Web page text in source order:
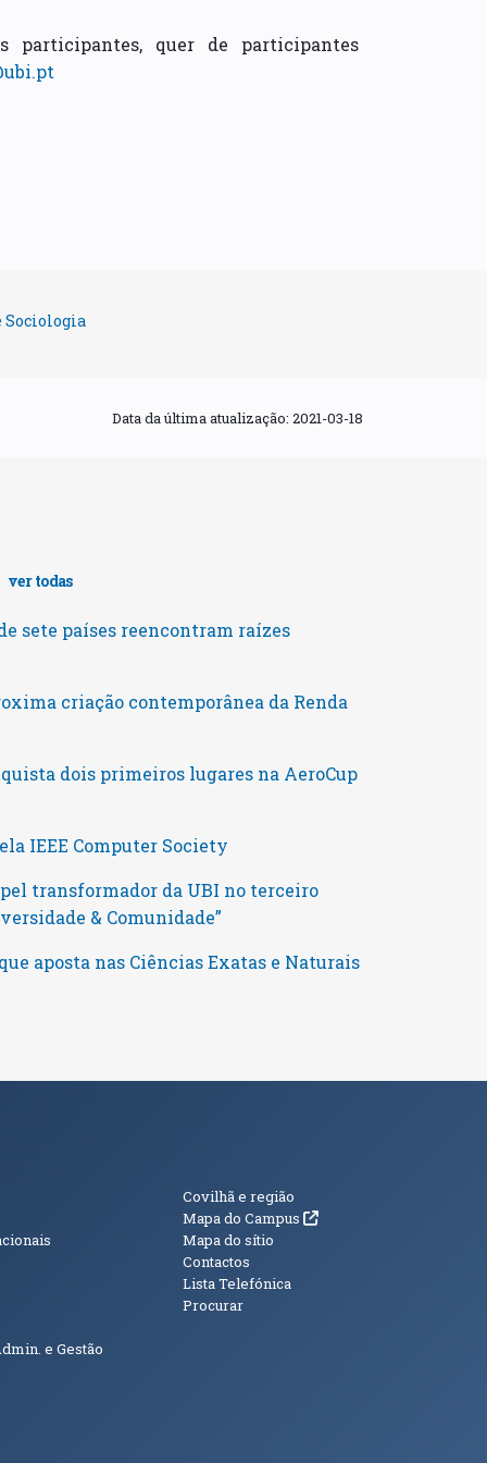
participantes, quer de participantes
Sociologia
Data da última atualização: 2021-03-18
ver todas
sete países reencontram raízes
criação contemporânea da Renda
dois primeiros lugares na AeroCup
IEEE Computer Society
transformador da UBI no terceiro
& Comunidade”
aposta nas Ciências Exatas e Naturais
e Gestão
Informações
Covilhã e região
Mapa do Campus (abre em nova janela)
Mapa do sítio
Contactos
Lista Telefónica
Procurar